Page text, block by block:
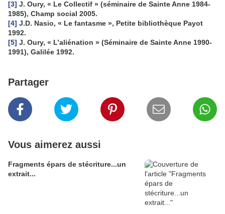
[3] J. Oury, « Le Collectif » (séminaire de Sainte Anne 1984-
1985), Champ social 2005.
[4] J.D. Nasio, « Le fantasme », Petite bibliothèque Payot
1992.
[5] J. Oury, « L’aliénation » (Séminaire de Sainte Anne 1990-
1991), Galilée 1992.
Partager
Vous aimerez aussi
Fragments épars de stécriture...un
extrait...